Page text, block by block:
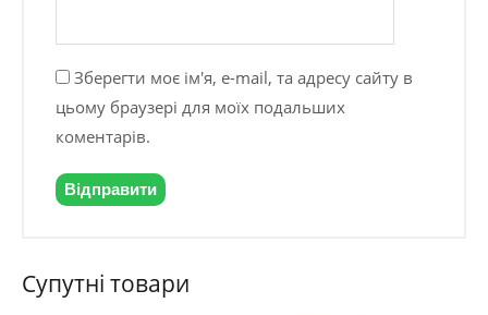
Зберегти моє ім'я, e-mail, та адресу сайту в
цьому браузері для моїх подальших
коментарів.
Супутні товари